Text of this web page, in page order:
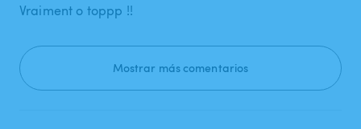
Vraiment o toppp !!
Mostrar más comentarios